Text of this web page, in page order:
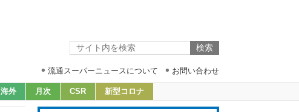
流通スーパーニュースについて お問い合わせ
海外 月次 CSR 新型コロナ